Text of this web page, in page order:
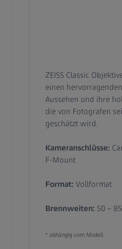
ZEISS Classic
einen
Aussehen und ihre
die von Fotografen
geschätzt wird.
Kameranschlüsse:
F-Mount
Format: Vollformat
Brennweiten: 50 –
* abhängig vom Modell